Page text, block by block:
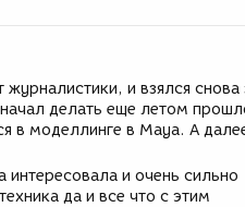
и взялся снова
делать еще летом
в моделлинге в Maya. А
и очень сильно
да и все что с этим